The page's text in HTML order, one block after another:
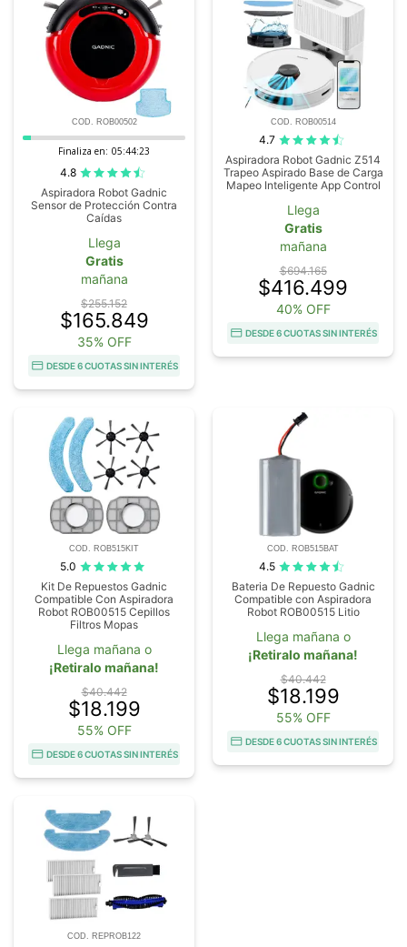
COD. ROB00502
Finaliza en: 05:44:22
4.8
Aspiradora Robot Gadnic
Sensor de Protección Contra
Caídas
Llega
Gratis
mañana
$255.152
$165.849
35% OFF
DESDE 6 CUOTAS SIN INTERÉS
COD. ROB00514
4.7
Aspiradora Robot Gadnic Z514
Trapeo Aspirado Base de Carga
Mapeo Inteligente App Control
Llega
Gratis
mañana
$694.165
$416.499
40% OFF
DESDE 6 CUOTAS SIN INTERÉS
COD. ROB515KIT
5.0
Kit De Repuestos Gadnic
Compatible Con Aspiradora
Robot ROB00515 Cepillos
Filtros Mopas
Llega mañana o
¡Retiralo mañana!
$40.442
$18.199
55% OFF
DESDE 6 CUOTAS SIN INTERÉS
COD. ROB515BAT
4.5
Bateria De Repuesto Gadnic
Compatible con Aspiradora
Robot ROB00515 Litio
Llega mañana o
¡Retiralo mañana!
$40.442
$18.199
55% OFF
DESDE 6 CUOTAS SIN INTERÉS
COD. REPROB122